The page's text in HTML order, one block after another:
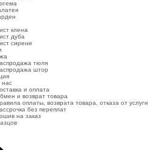
клена
дуба
сирени
тюля
штор
и оплата
и возврат товара
оплаты, возврата товара, отказа от услуги
без переплат
на заказ